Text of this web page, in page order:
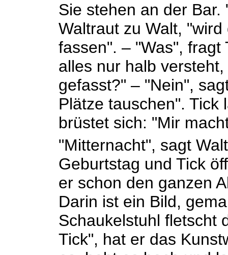
Sie stehen an der
Waltraut zu Walt,
fassen". – "Was",
alles nur halb
gefasst?" – "Nein",
Plätze tauschen". Tick
brüstet sich: "Mir
"Mitternacht", sagt
Geburtstag und Tick
er schon den ganzen
Darin ist ein Bild,
Schaukelstuhl fletscht
Tick", hat er das